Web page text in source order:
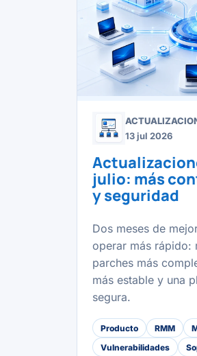
13 jul 2026
julio: más
y seguridad
Dos meses de
operar más rápido:
parches más
más estable y una
segura.
Producto RMM
Vulnerabilidades